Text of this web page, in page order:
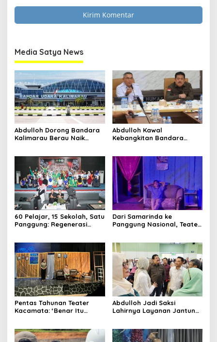
Media Satya News
Abdulloh Dorong Bandara
Kalimarau Berau Naik
Abdulloh Kawal
Kebangkitan Bandara
Proyek Strategis
60 Pelajar, 15 Sekolah, Satu
Panggung: Regenerasi
Dari Samarinda ke
Panggung Nasional, Teater
Yogyakarta
Pentas Tahunan Teater
Kacamata: ‘Benar Itu
Abdulloh Jadi Saksi
Lahirnya Layanan Jantung
Rakyat